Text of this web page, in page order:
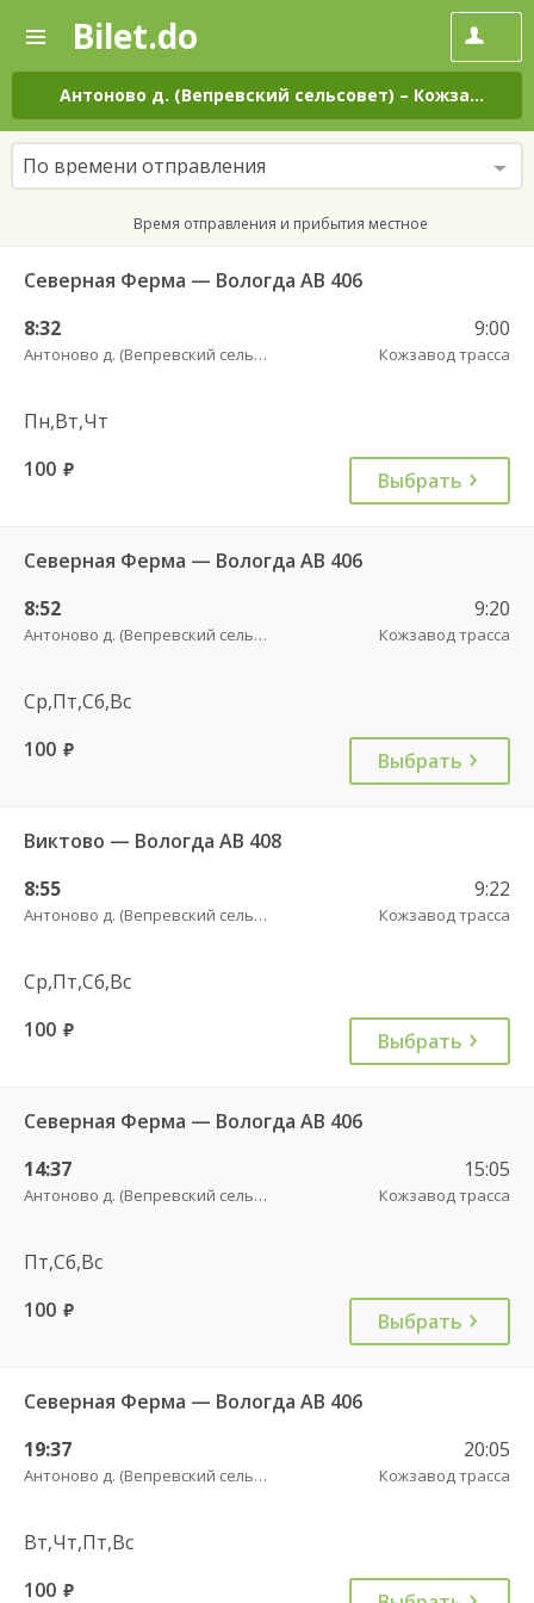
—
Поиск
и
покупка
билетов
на
автобус
онлайн
Bilet.do
Антоново д. (Вепревский сельсовет) – Кожзавод трасса
По времени отправления
Время отправления и прибытия местное
Северная Ферма — Вологда АВ 406
8:32
Антоново д. (Вепревский сельсовет)
9:00
Кожзавод трасса
Пн,Вт,Чт
100 руб. Выбрать
Северная Ферма — Вологда АВ 406
8:52
Антоново д. (Вепревский сельсовет)
9:20
Кожзавод трасса
Ср,Пт,Сб,Вс
100 руб. Выбрать
Виктово — Вологда АВ 408
8:55
Антоново д. (Вепревский сельсовет)
9:22
Кожзавод трасса
Ср,Пт,Сб,Вс
100 руб. Выбрать
Северная Ферма — Вологда АВ 406
14:37
Антоново д. (Вепревский сельсовет)
15:05
Кожзавод трасса
Пт,Сб,Вс
100 руб. Выбрать
Северная Ферма — Вологда АВ 406
19:37
Антоново д. (Вепревский сельсовет)
20:05
Кожзавод трасса
Вт,Чт,Пт,Вс
100 руб.